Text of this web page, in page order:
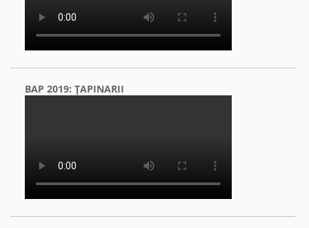
BAP 2019: ŢAPINARII